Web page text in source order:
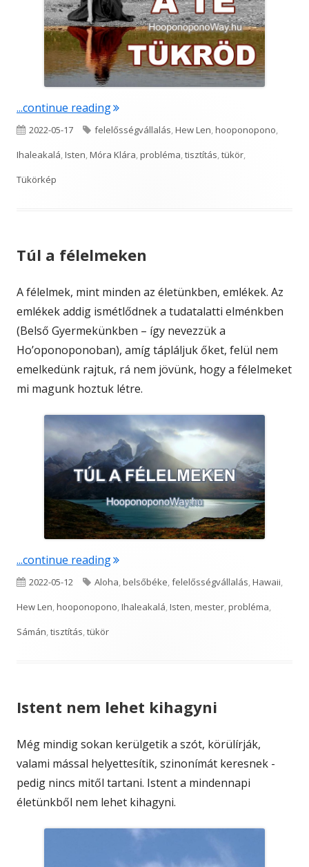
...continue reading"A TE TÜKRÖD"
Published
on
2022-05-17 Tags
felelősségvállalás,Hew Len,hooponopono,
Ihaleakalá,Isten,Móra Klára,probléma,tisztítás,tükör,
Tükörkép
Túl a félelmeken
A félelmek, mint minden az életünkben, emlékek. Az
emlékek addig ismétlődnek a tudatalatti elménkben
(Belső Gyermekünkben – így nevezzük a
Ho’oponoponoban), amíg tápláljuk őket, felül nem
emelkedünk rajtuk, rá nem jövünk, hogy a félelmeket
mi magunk hoztuk létre.
...continue reading"Túl a félelmeken"
Published
on
2022-05-12 Tags
Aloha,belsőbéke,felelősségvállalás,Hawaii,
Hew Len,hooponopono,Ihaleakalá,Isten,mester,probléma,
Sámán,tisztítás,tükör
Istent nem lehet kihagyni
Még mindig sokan kerülgetik a szót, körülírják,
valami mással helyettesítik, szinonímát keresnek -
pedig nincs mitől tartani. Istent a mindennapi
életünkből nem lehet kihagyni.